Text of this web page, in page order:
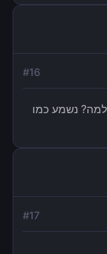
#16
נשמע כמו
#17